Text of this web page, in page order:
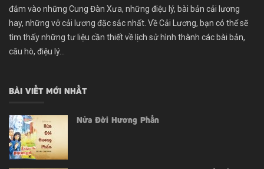
đắm vào những Cung Đàn Xưa, những điệu lý, bài bản cải lương
hay, những vở cải lương đặc sắc nhất. Về Cải Lương, bạn có thể sẽ
tìm thấy những tư liệu cần thiết về lịch sử hình thành các bài bản,
câu hò, điệu lý...
BÀI VIẾT MỚI NHẤT
Nửa Đời Hương Phấn